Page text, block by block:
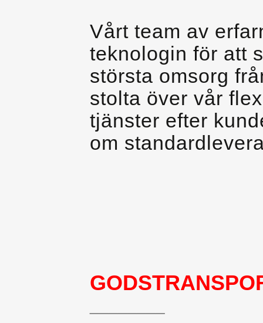
Vårt team av
teknologin för att
största omsorg
stolta över vår
tjänster efter
om